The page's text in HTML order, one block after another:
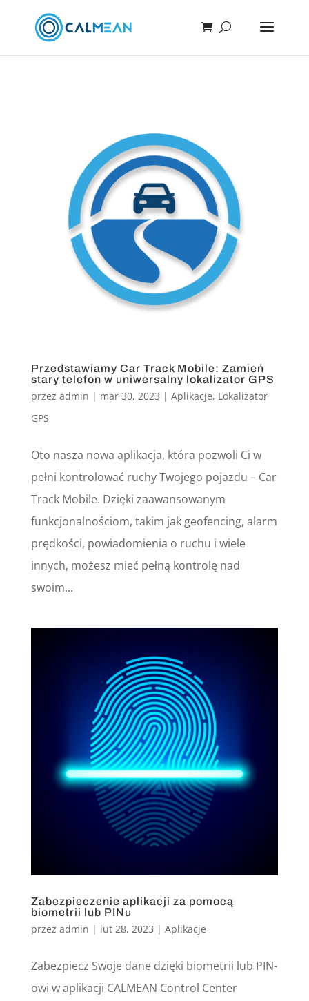
Przedstawiamy Car Track Mobile: Zamień
stary telefon w uniwersalny lokalizator GPS
przez admin | mar 30, 2023 | Aplikacje, Lokalizator
GPS
Oto nasza nowa aplikacja, która pozwoli Ci w
pełni kontrolować ruchy Twojego pojazdu – Car
Track Mobile. Dzięki zaawansowanym
funkcjonalnościom, takim jak geofencing, alarm
prędkości, powiadomienia o ruchu i wiele
innych, możesz mieć pełną kontrolę nad
swoim...
Zabezpieczenie aplikacji za pomocą
biometrii lub PINu
przez admin | lut 28, 2023 | Aplikacje
Zabezpiecz Swoje dane dzięki biometrii lub PIN-
owi w aplikacji CALMEAN Control Center